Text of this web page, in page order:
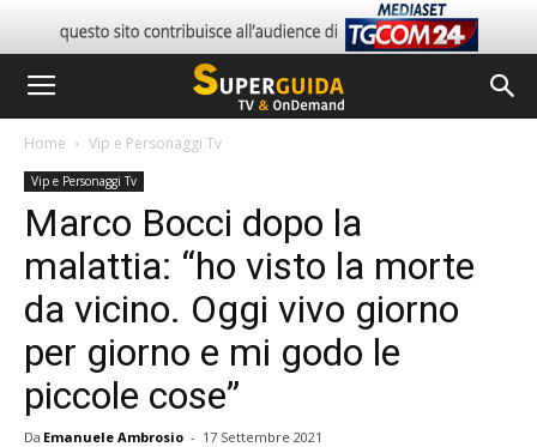
Home Vip e Personaggi Tv
Vip e Personaggi Tv
Marco Bocci dopo la
malattia: “ho visto la morte
da vicino. Oggi vivo giorno
per giorno e mi godo le
piccole cose”
Da Emanuele Ambrosio - 17 Settembre 2021